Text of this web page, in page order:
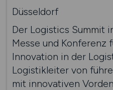
Düsseldorf
Der Logistics Summit
Messe und Konferenz
Innovation in der
Logistikleiter von
mit innovativen